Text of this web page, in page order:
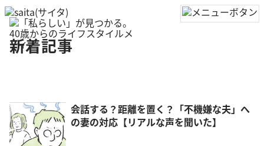
新着記事
会話する？距離を置く？「不機嫌な夫」へ
の妻の対応【リアルな声を聞いた】